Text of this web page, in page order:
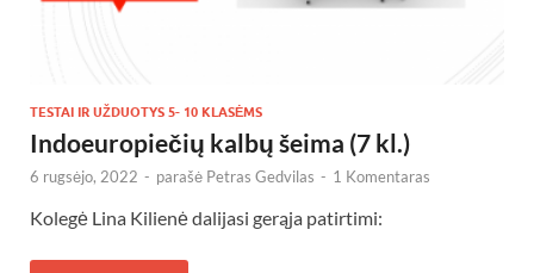
TESTAI IR UŽDUOTYS 5- 10 KLASĖMS
Indoeuropiečių kalbų šeima (7 kl.)
6 rugsėjo, 2022 - parašė Petras Gedvilas - 1 Komentaras
Kolegė Lina Kilienė dalijasi gerąja patirtimi: